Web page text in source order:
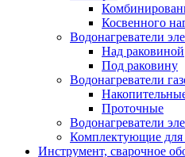
Косвенного
Водонагреватели
Над раковиной
Под раковину
Водонагреватели
Проточные
Водонагреватели
Комплектующие для
Инструмент, сварочное